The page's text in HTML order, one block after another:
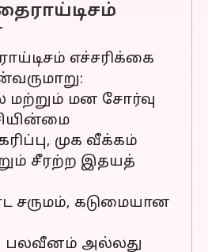
எச்சரிக்கை
மற்றும் மன சோர்வு
முக வீக்கம்
சீரற்ற இதயத்
கடுமையான
பலவீனம் அல்லது